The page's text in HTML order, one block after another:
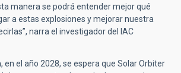
manera se podrá entender mejor qué
a estas explosiones y mejorar nuestra
narra el investigador del IAC
en el año 2028, se espera que Solar Orbiter